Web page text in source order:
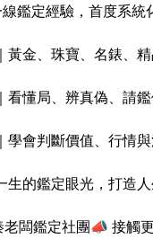
鑑定經驗，首度系統
黃金、珠寶、名錶、
看懂局、辨真偽、請
學會判斷價值、行情
生的鑑定眼光，打造
闆鑑定社團📣 接觸